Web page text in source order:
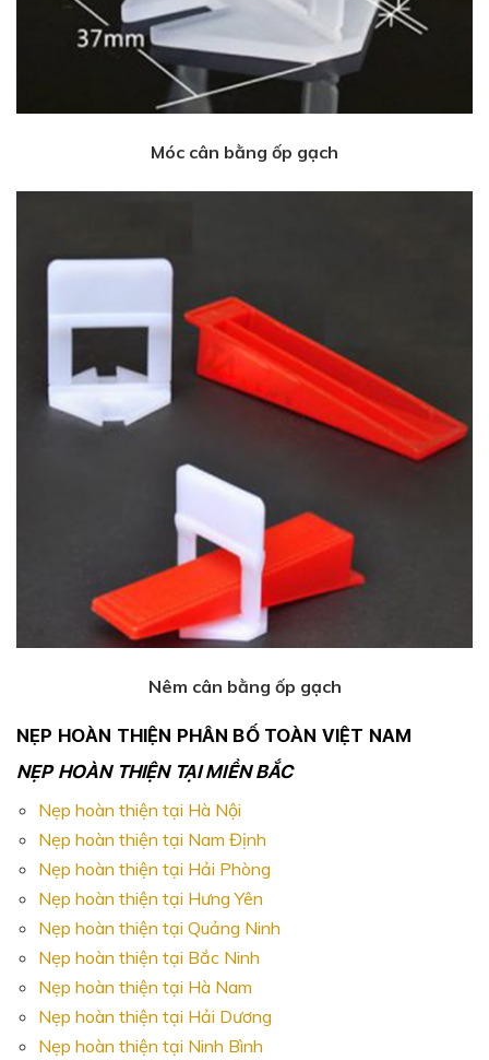
Móc cân bằng ốp gạch
Nêm cân bằng ốp gạch
NẸP HOÀN THIỆN PHÂN BỐ TOÀN VIỆT NAM
NẸP HOÀN THIỆN TẠI MIỀN BẮC
Nẹp hoàn thiện tại Hà Nội
Nẹp hoàn thiện tại Nam Định
Nẹp hoàn thiện tại Hải Phòng
Nẹp hoàn thiện tại Hưng Yên
Nẹp hoàn thiện tại Quảng Ninh
Nẹp hoàn thiện tại Bắc Ninh
Nẹp hoàn thiện tại Hà Nam
Nẹp hoàn thiện tại Hải Dương
Nẹp hoàn thiện tại Ninh Bình